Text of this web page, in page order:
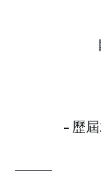
- 歷